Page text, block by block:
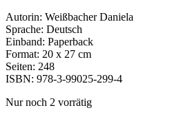
Autorin: Weißbacher Daniela
Sprache: Deutsch
Einband: Paperback
Format: 20 x 27 cm
Seiten: 248
ISBN: 978-3-99025-299-4
Nur noch 2 vorrätig